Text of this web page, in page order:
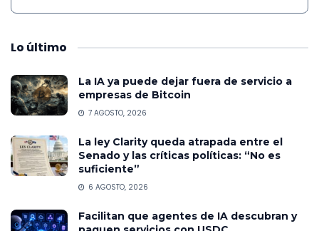
Lo último
La IA ya puede dejar fuera de servicio a
empresas de Bitcoin
7 AGOSTO, 2026
La ley Clarity queda atrapada entre el
Senado y las críticas políticas: “No es
suficiente”
6 AGOSTO, 2026
Facilitan que agentes de IA descubran y